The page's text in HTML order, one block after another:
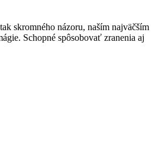
skromného názoru, naším najväčším
Schopné spôsobovať zranenia aj